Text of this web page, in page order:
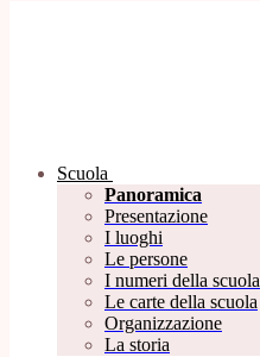
Scuola
Panoramica
Presentazione
I luoghi
Le persone
I numeri della scuola
Le carte della scuola
Organizzazione
La storia